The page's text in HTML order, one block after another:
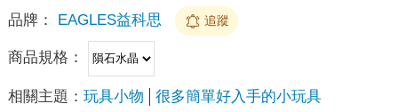
品牌： EAGLES益科思 追蹤
商品規格：
相關主題： 玩具小物 很多簡單好入手的小玩具